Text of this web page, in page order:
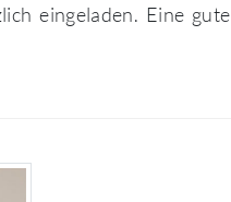
eingeladen. Eine gute